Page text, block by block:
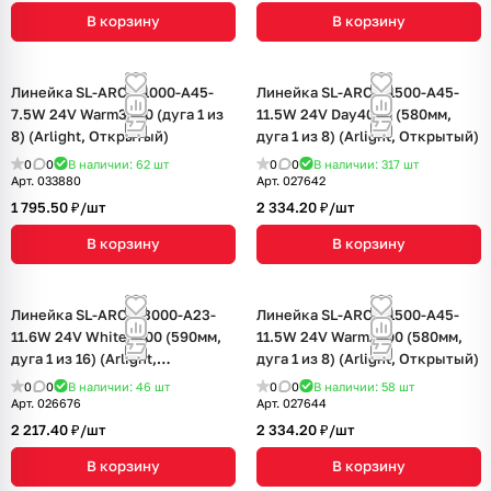
В корзину В корзину
Линейка SL-ARC-D1000-A45-
7.5W 24V Warm3000 (дуга 1 из
8) (Arlight, Открытый)
0 0 В наличии: 62 шт
Арт. 033880
1 795.50 ₽/шт
В корзину
Линейка SL-ARC-D1500-A45-
11.5W 24V Day4000 (580мм,
дуга 1 из 8) (Arlight, Открытый)
0 0 В наличии: 317 шт
Арт. 027642
2 334.20 ₽/шт
В корзину
Линейка SL-ARC-D3000-A23-
11.6W 24V White6000 (590мм,
дуга 1 из 16) (Arlight,
Открытый)
0 0 В наличии: 46 шт
Арт. 026676
2 217.40 ₽/шт
В корзину
Линейка SL-ARC-D1500-A45-
11.5W 24V Warm2700 (580мм,
дуга 1 из 8) (Arlight, Открытый)
0 0 В наличии: 58 шт
Арт. 027644
2 334.20 ₽/шт
В корзину